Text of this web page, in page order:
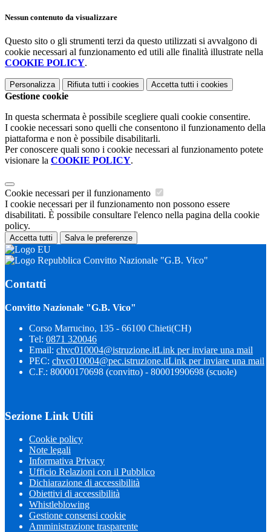
Nessun contenuto da visualizzare
Questo sito o gli strumenti terzi da questo utilizzati si avvalgono di
cookie necessari al funzionamento ed utili alle finalità illustrate nella
COOKIE POLICY.
Personalizza Rifiuta tutti i cookies Accetta tutti i cookies
Gestione cookie
In questa schermata è possibile scegliere quali cookie consentire.
I cookie necessari sono quelli che consentono il funzionamento della
piattaforma e non è possibile disabilitarli.
Per conoscere quali sono i cookie necessari al funzionamento potete
visionare la COOKIE POLICY.
Cookie necessari per il funzionamento
I cookie necessari per il funzionamento non possono essere
disabilitati. È possibile consultare l'elenco nella pagina della cookie
policy.
Accetta tutti Salva le preferenze
Convitto Nazionale "G.B. Vico"
Contatti
Convitto Nazionale "G.B. Vico"
Corso Marrucino, 135 - 66100 Chieti(CH)
Tel: 0871 320046
Email: chvc010004@istruzione.itLink per inviare una mail
PEC: chvc010004@pec.istruzione.itLink per inviare una mail
C.F.: 80000170698 (convitto) - 80001990698 (scuole)
Sezione Link Utili
Cookie policy
Note legali
Informativa Privacy
Ufficio Relazioni con il Pubblico
Dichiarazione di accessibilità
Obiettivi di accessibilità
Whistleblowing
Gestione consensi cookie
Amministrazione trasparente